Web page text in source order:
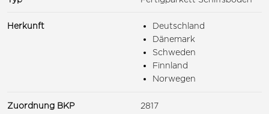
Herkunft
Deutschland
Dänemark
Schweden
Finnland
Norwegen
Zuordnung BKP 2817